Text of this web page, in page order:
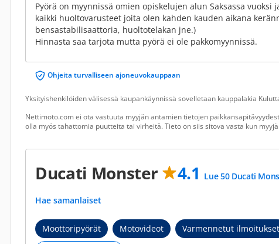
Pyörä on myynnissä omien opiskelujen alun Saksassa vuoksi
kaikki huoltovarusteet joita olen kahden kauden aikana
bensastabilisaattoria, huoltotelakan jne.)
Hinnasta saa tarjota mutta pyörä ei ole pakkomyynnissä.
Ohjeita turvalliseen ajoneuvokauppaan
Yksityishenkilöiden välisessä kaupankäynnissä sovelletaan kauppalakia
Nettimoto.com ei ota vastuuta myyjän antamien tietojen
olla myös tahattomia puutteita tai virheitä. Tieto on siis sitova vasta kun
Ducati Monster 4.1 Lue 50 Ducati
Hae samanlaiset
Moottoripyörät Motovideot Varmennetut ilmoitukset